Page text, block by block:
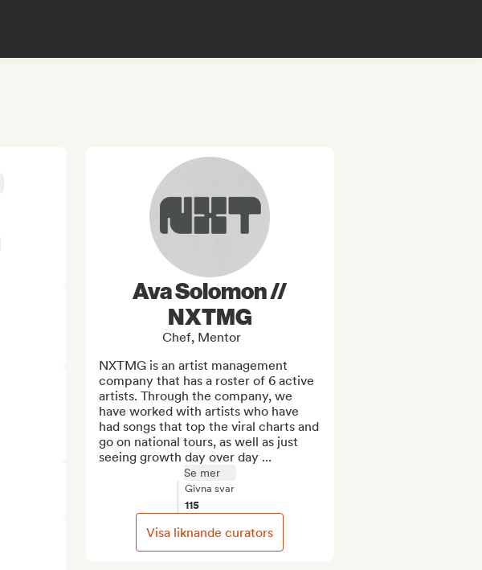
Ava Solomon //
NXTMG
Chef, Mentor
NXTMG is an artist management
company that has a roster of 6 active
artists. Through the company, we
have worked with artists who have
had songs that top the viral charts and
go on national tours, as well as just
seeing growth day over day ...
Se mer
Givna svar
115
Visa liknande curators